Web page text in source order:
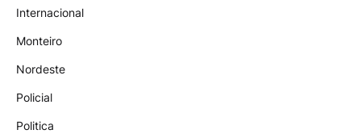
Internacional
Monteiro
Nordeste
Policial
Politica